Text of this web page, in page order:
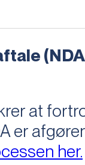
at
er
her.